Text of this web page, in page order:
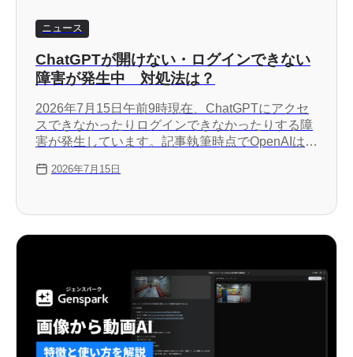
ニュース
ChatGPTが開けない・ログインできない
障害が発生中 対処法は？
2026年7月15日午前9時現在、ChatGPTにアクセ
スできなかったりログインできなかったりする障
害が発生しています。記事執筆時点でOpenAIはこ
2026年7月15日